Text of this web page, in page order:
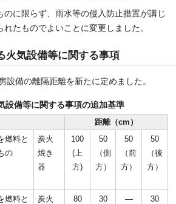
のに限らず、雨水等の侵入防止措置が講じ
れたものでよいことに変更しました。
火気設備等に関する事項
設備の離隔距離を新たに定めました。
設備等に関する事項の追加基準
距離（cm）
燃料と
の
炭火
焼き
器
100
(上
方)
50
（側
方）
50
（前
方）
50
（後
方）
燃料と
炭火
80
30
―
30